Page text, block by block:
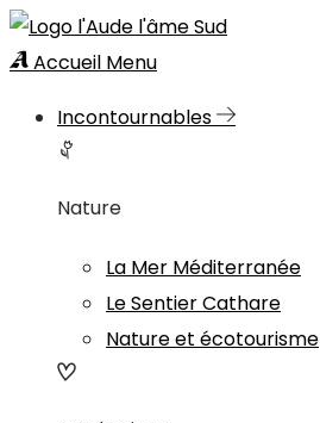
Accueil Menu
Incontournables
Nature
La Mer Méditerranée
Le Sentier Cathare
Nature et écotourisme